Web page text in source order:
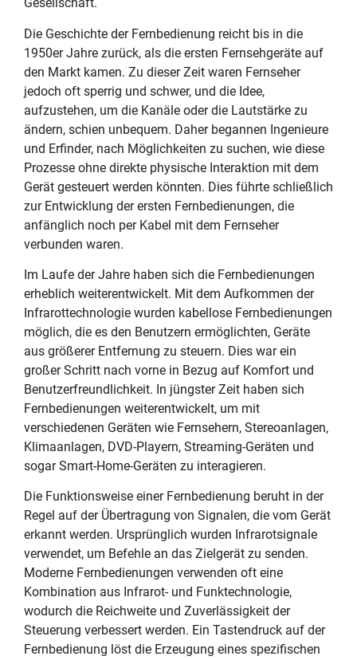
Die Geschichte der Fernbedienung reicht bis in die
1950er Jahre zurück, als die ersten Fernsehgeräte auf
den Markt kamen. Zu dieser Zeit waren Fernseher
jedoch oft sperrig und schwer, und die Idee,
aufzustehen, um die Kanäle oder die Lautstärke zu
ändern, schien unbequem. Daher begannen Ingenieure
und Erfinder, nach Möglichkeiten zu suchen, wie diese
Prozesse ohne direkte physische Interaktion mit dem
Gerät gesteuert werden könnten. Dies führte schließlich
zur Entwicklung der ersten Fernbedienungen, die
anfänglich noch per Kabel mit dem Fernseher
verbunden waren.
Im Laufe der Jahre haben sich die Fernbedienungen
erheblich weiterentwickelt. Mit dem Aufkommen der
Infrarottechnologie wurden kabellose Fernbedienungen
möglich, die es den Benutzern ermöglichten, Geräte
aus größerer Entfernung zu steuern. Dies war ein
großer Schritt nach vorne in Bezug auf Komfort und
Benutzerfreundlichkeit. In jüngster Zeit haben sich
Fernbedienungen weiterentwickelt, um mit
verschiedenen Geräten wie Fernsehern, Stereoanlagen,
Klimaanlagen, DVD-Playern, Streaming-Geräten und
sogar Smart-Home-Geräten zu interagieren.
Die Funktionsweise einer Fernbedienung beruht in der
Regel auf der Übertragung von Signalen, die vom Gerät
erkannt werden. Ursprünglich wurden Infrarotsignale
verwendet, um Befehle an das Zielgerät zu senden.
Moderne Fernbedienungen verwenden oft eine
Kombination aus Infrarot- und Funktechnologie,
wodurch die Reichweite und Zuverlässigkeit der
Steuerung verbessert werden. Ein Tastendruck auf der
Fernbedienung löst die Erzeugung eines spezifischen